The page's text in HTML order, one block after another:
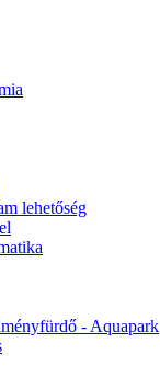
lehetőség
- Aquapark